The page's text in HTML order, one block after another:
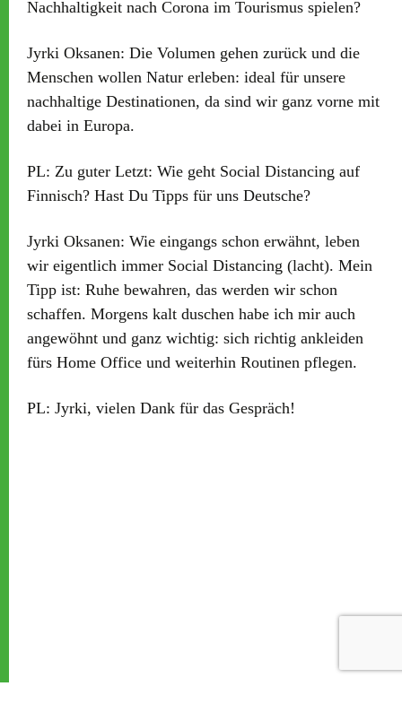
Nachhaltigkeit nach Corona im Tourismus spielen?
Jyrki Oksanen: Die Volumen gehen zurück und die
Menschen wollen Natur erleben: ideal für unsere
nachhaltige Destinationen, da sind wir ganz vorne mit
dabei in Europa.
PL: Zu guter Letzt: Wie geht Social Distancing auf
Finnisch? Hast Du Tipps für uns Deutsche?
Jyrki Oksanen: Wie eingangs schon erwähnt, leben
wir eigentlich immer Social Distancing (lacht). Mein
Tipp ist: Ruhe bewahren, das werden wir schon
schaffen. Morgens kalt duschen habe ich mir auch
angewöhnt und ganz wichtig: sich richtig ankleiden
fürs Home Office und weiterhin Routinen pflegen.
PL: Jyrki, vielen Dank für das Gespräch!